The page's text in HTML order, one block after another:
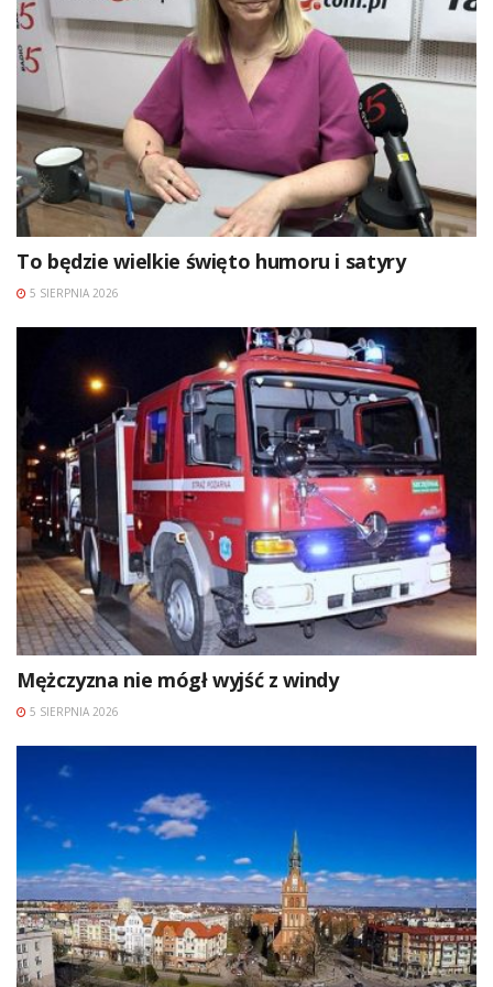
To będzie wielkie święto humoru i satyry
5 SIERPNIA 2026
Mężczyzna nie mógł wyjść z windy
5 SIERPNIA 2026